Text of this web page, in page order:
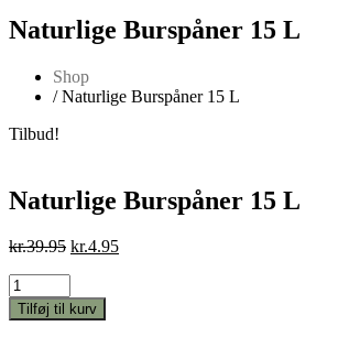
Naturlige Burspåner 15 L
Shop
/ Naturlige Burspåner 15 L
Tilbud!
Naturlige Burspåner 15 L
kr.39.95 Den
var:
kr.39.95.
kr.4.95Den
Naturlige
Burspåner
15
Tilføj til kurv